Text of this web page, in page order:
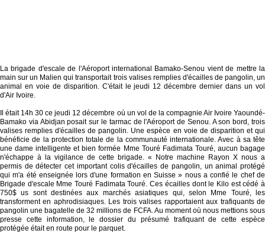
La brigade d'escale de l'Aéroport international Bamako-Senou vient de mettre la
main sur un Malien qui transportait trois valises remplies d'écailles de pangolin, un
animal en voie de disparition. C'était le jeudi 12 décembre dernier dans un vol
d'Air Ivoire.
Il était 14h 30 ce jeudi 12 décembre où un vol de la compagnie Air Ivoire Yaoundé-
Bamako via Abidjan posait sur le tarmac de l'Aéroport de Senou. A son bord, trois
valises remplies d'écailles de pangolin. Une espèce en voie de disparition et qui
bénéficie de la protection totale de la communauté internationale. Avec à sa tête
une dame intelligente et bien formée Mme Touré Fadimata Touré, aucun bagage
n'échappe à la vigilance de cette brigade. « Notre machine Rayon X nous a
permis de détecter cet important colis d'écailles de pangolin, un animal protégé
qui m'a été enseignée lors d'une formation en Suisse » nous a confié le chef de
Brigade d'escale Mme Touré Fadimata Touré. Ces écailles dont le Kilo est cédé à
750$ us sont destinées aux marchés asiatiques qui, selon Mme Touré, les
transforment en aphrodisiaques. Les trois valises rapportaient aux trafiquants de
pangolin une bagatelle de 32 millions de FCFA. Au moment où nous mettions sous
presse cette information, le dossier du présumé trafiquant de cette espèce
protégée était en route pour le parquet.